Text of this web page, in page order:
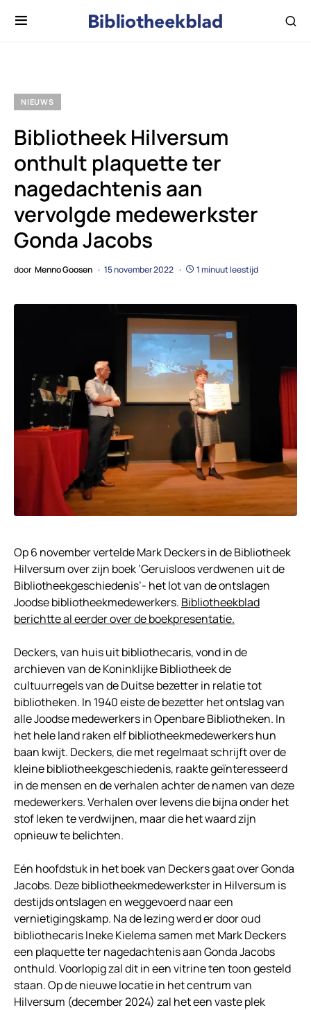
NIEUWS
Bibliotheek Hilversum
onthult plaquette ter
nagedachtenis aan
vervolgde medewerkster
Gonda Jacobs
door Menno Goosen 15 november 2022 1 minuut leestijd
Op 6 november vertelde Mark Deckers in de Bibliotheek
Hilversum over zijn boek ‘Geruisloos verdwenen uit de
Bibliotheekgeschiedenis’- het lot van de ontslagen
Joodse bibliotheekmedewerkers. Bibliotheekblad
berichtte al eerder over de boekpresentatie.
Deckers, van huis uit bibliothecaris, vond in de
archieven van de Koninklijke Bibliotheek de
cultuurregels van de Duitse bezetter in relatie tot
bibliotheken. In 1940 eiste de bezetter het ontslag van
alle Joodse medewerkers in Openbare Bibliotheken. In
het hele land raken elf bibliotheekmedewerkers hun
baan kwijt. Deckers, die met regelmaat schrijft over de
kleine bibliotheekgeschiedenis, raakte geïnteresseerd
in de mensen en de verhalen achter de namen van deze
medewerkers. Verhalen over levens die bijna onder het
stof leken te verdwijnen, maar die het waard zijn
opnieuw te belichten.
Eén hoofdstuk in het boek van Deckers gaat over Gonda
Jacobs. Deze bibliotheekmedewerkster in Hilversum is
destijds ontslagen en weggevoerd naar een
vernietigingskamp. Na de lezing werd er door oud
bibliothecaris Ineke Kielema samen met Mark Deckers
een plaquette ter nagedachtenis aan Gonda Jacobs
onthuld. Voorlopig zal dit in een vitrine ten toon gesteld
staan. Op de nieuwe locatie in het centrum van
Hilversum (december 2024) zal het een vaste plek